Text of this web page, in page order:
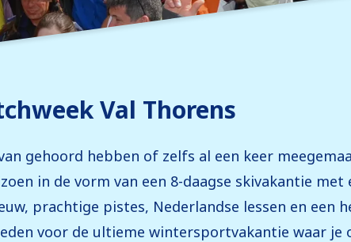
Val Thorens
gehoord hebben of zelfs al een keer
in de vorm van een 8-daagse skivakantie met
prachtige pistes, Nederlandse lessen en een
voor de ultieme wintersportvakantie waar je